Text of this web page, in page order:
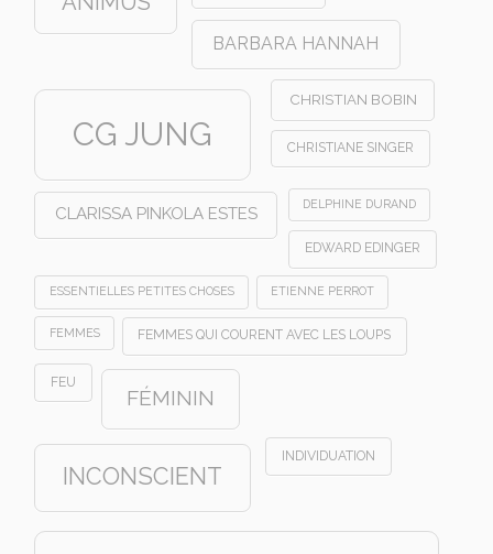
BARBARA HANNAH
CG JUNG
CHRISTIAN BOBIN
CHRISTIANE SINGER
CLARISSA PINKOLA ESTES DELPHINE DURAND
EDWARD EDINGER
ESSENTIELLES PETITES CHOSES ETIENNE PERROT
FEMMES FEMMES QUI COURENT AVEC LES LOUPS
FEU
FÉMININ
INCONSCIENT
INDIVIDUATION